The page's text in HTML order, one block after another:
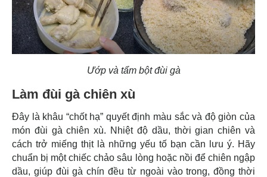
Ướp và tẩm bột đùi gà
Làm đùi gà chiên xù
Đây là khâu “chốt hạ” quyết định màu sắc và độ giòn của
món đùi gà chiên xù. Nhiệt độ dầu, thời gian chiên và
cách trở miếng thịt là những yếu tố bạn cần lưu ý. Hãy
chuẩn bị một chiếc chảo sâu lòng hoặc nồi để chiên ngập
dầu, giúp đùi gà chín đều từ ngoài vào trong, đồng thời